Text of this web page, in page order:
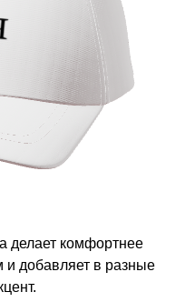
делает комфортнее
и добавляет в разные